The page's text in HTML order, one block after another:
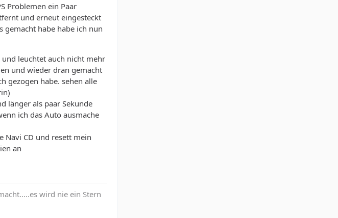
Problemen ein Paar
und erneut eingesteckt
gemacht habe habe ich nun
und leuchtet auch nicht mehr
und wieder dran gemacht
gezogen habe. sehen alle
länger als paar Sekunde
ich das Auto ausmache
Navi CD und resett mein
an
wird nie ein Stern